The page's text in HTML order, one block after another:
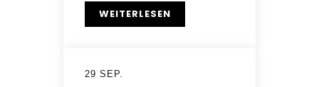
WEITERLESEN
29 SEP.